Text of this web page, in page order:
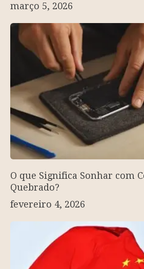
março 5, 2026
O que Significa Sonhar com
Quebrado?
fevereiro 4, 2026